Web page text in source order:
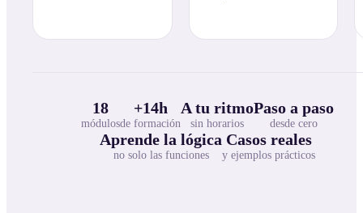
18
módulos
+14h
de formación
A tu ritmo
sin horarios
Paso a paso
desde cero
Aprende la lógica
no solo las funciones
Casos reales
y ejemplos prácticos